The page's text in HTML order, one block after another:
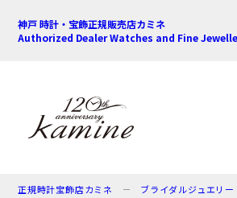
神戸 時計・宝飾正規販売店カミネ
Authorized Dealer Watches and Fine
正規時計宝飾店カミネ ブライダルジュエリー